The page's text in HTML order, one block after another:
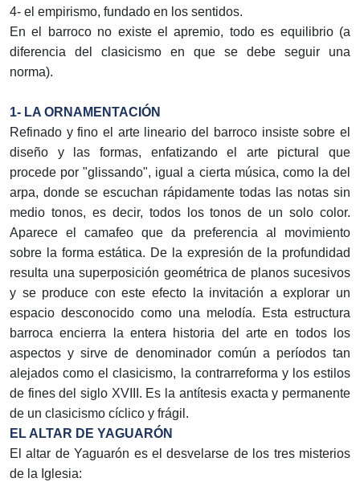
4- el empirismo, fundado en los sentidos.
En el barroco no existe el apremio, todo es equilibrio (a
diferencia del clasicismo en que se debe seguir una
norma).
1- LA ORNAMENTACIÓN
Refinado y fino el arte lineario del barroco insiste sobre el
diseño y las formas, enfatizando el arte pictural que
procede por "glissando", igual a cierta música, como la del
arpa, donde se escuchan rápidamente todas las notas sin
medio tonos, es decir, todos los tonos de un solo color.
Aparece el camafeo que da preferencia al movimiento
sobre la forma estática. De la expresión de la profundidad
resulta una superposición geométrica de planos sucesivos
y se produce con este efecto la invitación a explorar un
espacio desconocido como una melodía. Esta estructura
barroca encierra la entera historia del arte en todos los
aspectos y sirve de denominador común a períodos tan
alejados como el clasicismo, la contrarreforma y los estilos
de fines del siglo XVIII. Es la antítesis exacta y permanente
de un clasicismo cíclico y frágil.
EL ALTAR DE YAGUARÓN
El altar de Yaguarón es el desvelarse de los tres misterios
de la Iglesia: